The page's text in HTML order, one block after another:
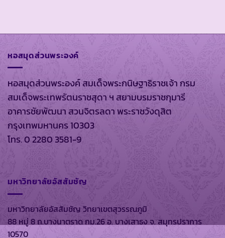
หอสมุดส่วนพระองค์
หอสมุดส่วนพระองค์ สมเด็จพระกนิษฐาธิราชเจ้า กรม
สมเด็จพระเทพรัตนราชสุดา ฯ สยามบรมราชกุมารี
อาคารชัยพัฒนา สวนจิตรลดา พระราชวังดุสิต
กรุงเทพมหานคร 10303
โทร. 0 2280 3581-9
มหาวิทยาลัยอัสสัมชัญ
มหาวิทยาลัยอัสสัมชัญ วิทยาเขตสุวรรณภูมิ
88 หมู่ 8 ถ.บางนาตราด กม.26 อ. บางเสาธง จ. สมุทรปราการ
10570